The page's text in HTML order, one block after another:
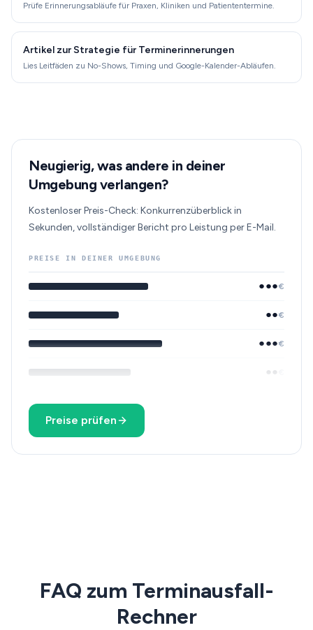
Prüfe Erinnerungsabläufe für Praxen, Kliniken und Patiententermine.
Artikel zur Strategie für Terminerinnerungen
Lies Leitfäden zu No-Shows, Timing und Google-Kalender-Abläufen.
Neugierig, was andere in deiner
Umgebung verlangen?
Kostenloser Preis-Check: Konkurrenzüberblick in
Sekunden, vollständiger Bericht pro Leistung per E-Mail.
Preise prüfen
PREISE IN DEINER UMGEBUNG
●●●€
●●€
●●●€
●●
FAQ zum Terminausfall-
Rechner